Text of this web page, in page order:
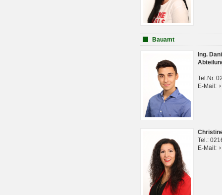
Bauamt
Ing.
Tel.Nr.
E-Mail:
Tel.:
E-Mail: